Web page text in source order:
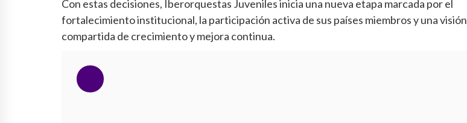
Con estas decisiones, Iberorquestas Juveniles inicia una nueva etapa marcada por el
fortalecimiento institucional, la participación activa de sus países miembros y una visión
compartida de crecimiento y mejora continua.